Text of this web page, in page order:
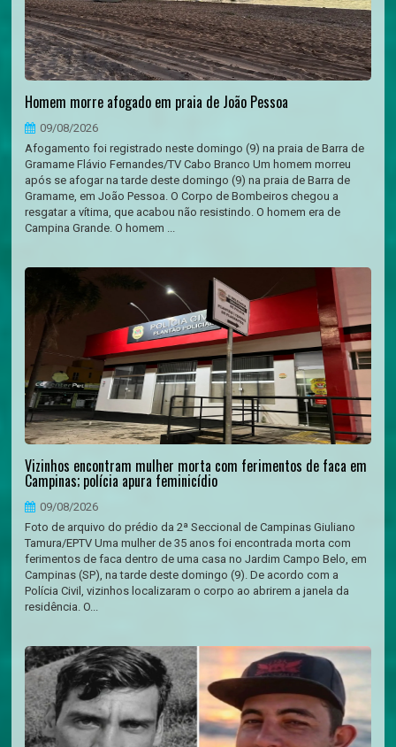
Homem morre afogado em praia de João Pessoa
09/08/2026
Afogamento foi registrado neste domingo (9) na praia de Barra de
Gramame Flávio Fernandes/TV Cabo Branco Um homem morreu
após se afogar na tarde deste domingo (9) na praia de Barra de
Gramame, em João Pessoa. O Corpo de Bombeiros chegou a
resgatar a vítima, que acabou não resistindo. O homem era de
Campina Grande. O homem ...
Vizinhos encontram mulher morta com ferimentos de faca em
Campinas; polícia apura feminicídio
09/08/2026
Foto de arquivo do prédio da 2ª Seccional de Campinas Giuliano
Tamura/EPTV Uma mulher de 35 anos foi encontrada morta com
ferimentos de faca dentro de uma casa no Jardim Campo Belo, em
Campinas (SP), na tarde deste domingo (9). De acordo com a
Polícia Civil, vizinhos localizaram o corpo ao abrirem a janela da
residência. O...